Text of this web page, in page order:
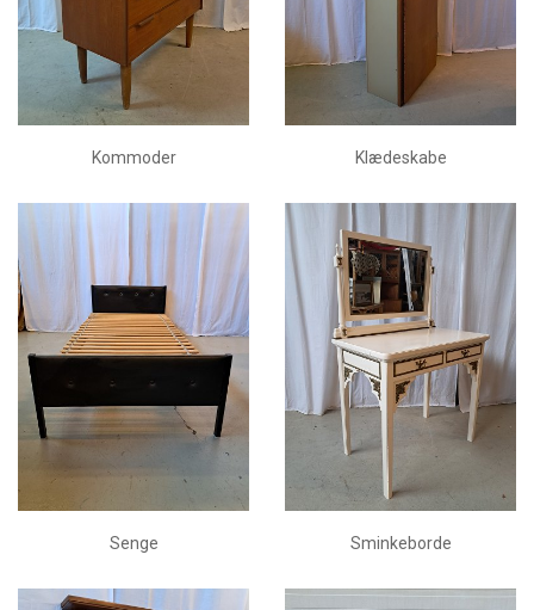
Kommoder Klædeskabe
Senge Sminkeborde